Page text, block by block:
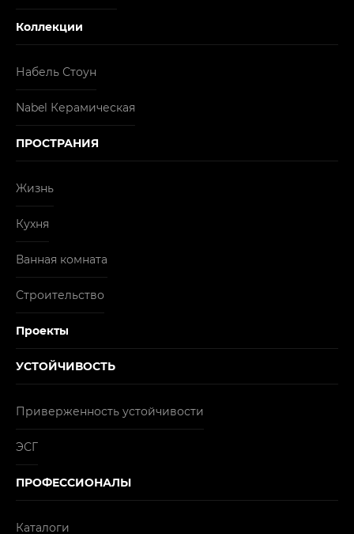
Коллекции
Набель Стоун
Nabel Керамическая
ПРОСТРАНИЯ
Жизнь
Кухня
Ванная комната
Строительство
Проекты
УСТОЙЧИВОСТЬ
Приверженность устойчивости
ЭСГ
ПРОФЕССИОНАЛЫ
Каталоги